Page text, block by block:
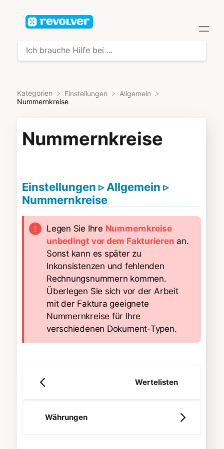
Kategorien ​Einstellungen
​Allgemein
Nummernkreise
Nummernkreise
Einstellungen ▹ Allgemein ▹
Nummernkreise
Legen Sie Ihre Nummernkreise
unbedingt vor dem Fakturieren an.
Sonst kann es später zu
Inkonsistenzen und fehlenden
Rechnungsnummern kommen.
Überlegen Sie sich vor der Arbeit
mit der Faktura geeignete
Nummernkreise für Ihre
verschiedenen Dokument-Typen.
Wertelisten
Währungen